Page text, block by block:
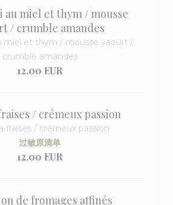
au miel et thym / mousse
/ crumble amandes
miel et thym / mousse yaourt /
crumble amandes
12,00 EUR
/ crémeux passion
fraises / crémeux passion
过敏原清单
12,00 EUR
de fromages affinés